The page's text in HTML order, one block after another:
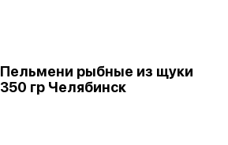
Пельмени рыбные из щуки
350 гр Челябинск